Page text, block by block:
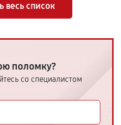
весь список
поломку?
со специалистом